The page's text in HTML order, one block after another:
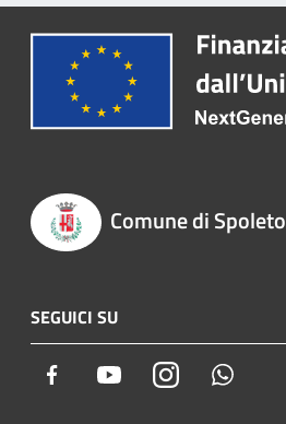
Comune di Spoleto
SEGUICI SU
Facebook YoutubeInstagram